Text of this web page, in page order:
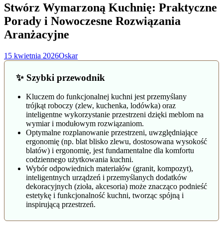
Stwórz Wymarzoną Kuchnię: Praktyczne
Porady i Nowoczesne Rozwiązania
Aranżacyjne
15 kwietnia 2026Oskar
✨ Szybki przewodnik
Kluczem do funkcjonalnej kuchni jest przemyślany
trójkąt roboczy (zlew, kuchenka, lodówka) oraz
inteligentne wykorzystanie przestrzeni dzięki meblom na
wymiar i modułowym rozwiązaniom.
Optymalne rozplanowanie przestrzeni, uwzględniające
ergonomię (np. blat blisko zlewu, dostosowana wysokość
blatów) i ergonomię, jest fundamentalne dla komfortu
codziennego użytkowania kuchni.
Wybór odpowiednich materiałów (granit, kompozyt),
inteligentnych urządzeń i przemyślanych dodatków
dekoracyjnych (zioła, akcesoria) może znacząco podnieść
estetykę i funkcjonalność kuchni, tworząc spójną i
inspirującą przestrzeń.